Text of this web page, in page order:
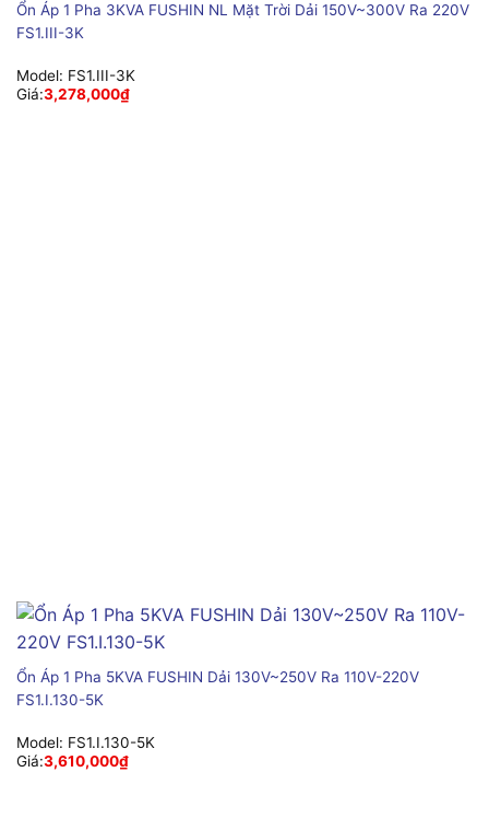
Ổn Áp 1 Pha 3KVA FUSHIN NL Mặt Trời Dải 150V~300V Ra 220V
FS1.III-3K
Model: FS1.III-3K
Giá:3,278,000₫
Ổn Áp 1 Pha 5KVA FUSHIN Dải 130V~250V Ra 110V-220V
FS1.I.130-5K
Model: FS1.I.130-5K
Giá:3,610,000₫